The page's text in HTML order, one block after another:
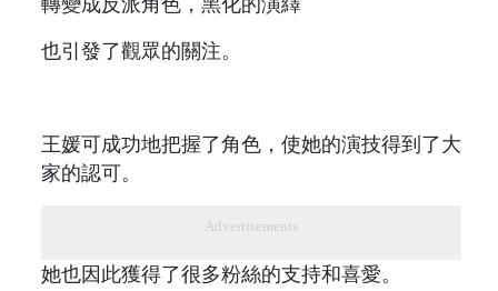
也引發了觀眾的關注。
王媛可成功地把握了角色，使她的演技得到了大
家的認可。
Advertisements
她也因此獲得了很多粉絲的支持和喜愛。